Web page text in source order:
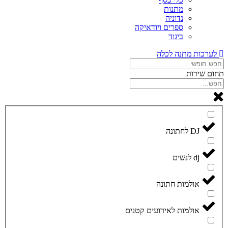
מתנות
נדוניה
ספרים ויודאיקה
ביגוד
לערכות מתנה לכלה
תחום שירות
DJ לחתונה
dj לנשים
אולמות חתונה
אולמות לאירועים קטנים